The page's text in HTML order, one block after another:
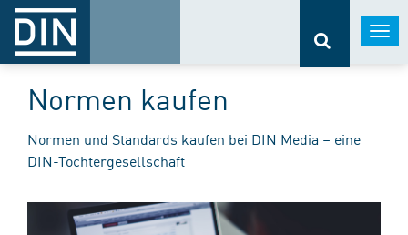
Normen kaufen
Normen und Standards kaufen bei DIN Media – eine
DIN-Tochtergesellschaft